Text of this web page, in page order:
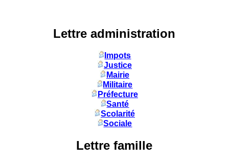
Lettre administration
Impots
Justice
Mairie
Militaire
Préfecture
Santé
Scolarité
Sociale
Lettre famille